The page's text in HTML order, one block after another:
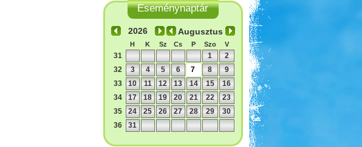
Eseménynaptár
Augusztus
H K Sz Cs P Szo V
31 1
2
32
3 4 5 6 7 8
9
33
10 11 12 13 14 15
16
34
17 18 19 20 21 22
23
35
24 25 26 27 28 29
30
36
31